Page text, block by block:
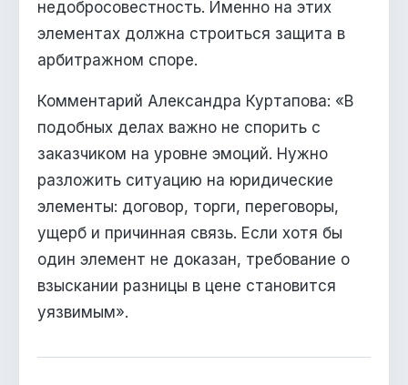
недобросовестность. Именно на этих
элементах должна строиться защита в
арбитражном споре.
Комментарий Александра Куртапова: «В
подобных делах важно не спорить с
заказчиком на уровне эмоций. Нужно
разложить ситуацию на юридические
элементы: договор, торги, переговоры,
ущерб и причинная связь. Если хотя бы
один элемент не доказан, требование о
взыскании разницы в цене становится
уязвимым».